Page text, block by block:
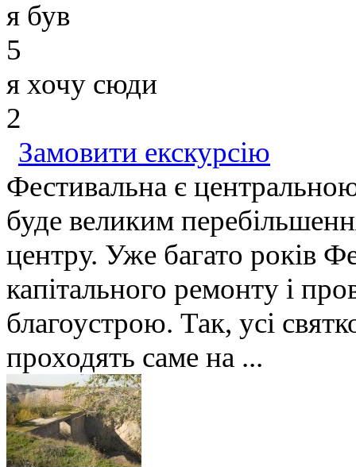
я був
5
я хочу сюди
2
Замовити екскурсію
Фестивальна є
буде великим
центру. Уже багато років
капітального ремонту і
благоустрою. Так, усі
проходять саме на ...